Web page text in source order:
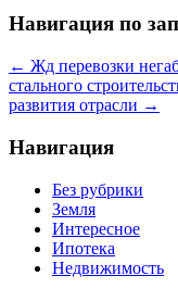
Навигация по
← Жд перевозки
стального
развития отрасли →
Навигация
Без рубрики
Земля
Интересное
Ипотека
Недвижимость